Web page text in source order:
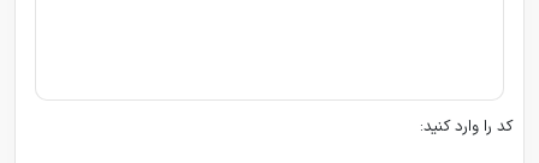
کد را وارد کنید: